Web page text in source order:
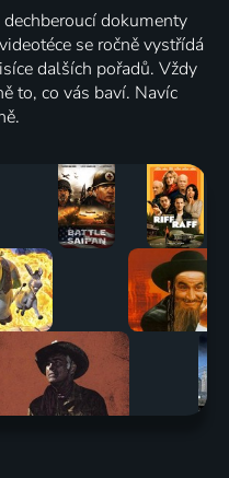
dokumenty
se ročně vystřídá
dalších pořadů. Vždy
to, co vás baví. Navíc